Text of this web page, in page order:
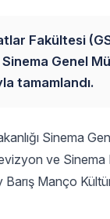
Fakültesi
Genel
tamamlandı.
Sinema
ve
Manço